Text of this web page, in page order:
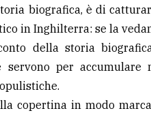
biografica, è di
in Inghilterra: se la
della storia
servono per
copertina in modo